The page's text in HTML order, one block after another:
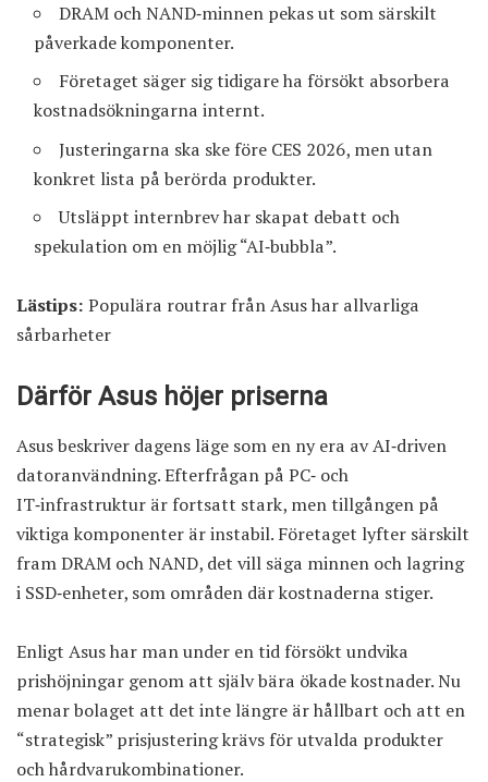
DRAM och NAND‑minnen pekas ut som särskilt
påverkade komponenter.
Företaget säger sig tidigare ha försökt absorbera
kostnadsökningarna internt.
Justeringarna ska ske före CES 2026, men utan
konkret lista på berörda produkter.
Utsläppt internbrev har skapat debatt och
spekulation om en möjlig “AI‑bubbla”.
Lästips: Populära routrar från Asus har allvarliga
sårbarheter
Därför Asus höjer priserna
Asus beskriver dagens läge som en ny era av AI‑driven
datoranvändning. Efterfrågan på PC‑ och
IT‑infrastruktur är fortsatt stark, men tillgången på
viktiga komponenter är instabil. Företaget lyfter särskilt
fram DRAM och NAND, det vill säga minnen och lagring
i SSD‑enheter, som områden där kostnaderna stiger.
Enligt Asus har man under en tid försökt undvika
prishöjningar genom att själv bära ökade kostnader. Nu
menar bolaget att det inte längre är hållbart och att en
“strategisk” prisjustering krävs för utvalda produkter
och hårdvarukombinationer.